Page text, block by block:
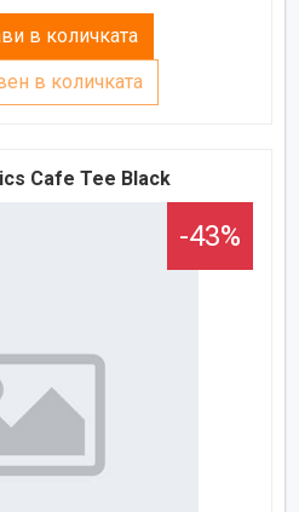
в количката
в количката
Cafe Tee Black
-43%